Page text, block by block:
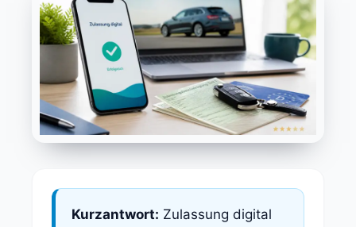
Kurzantwort: Zulassung digital